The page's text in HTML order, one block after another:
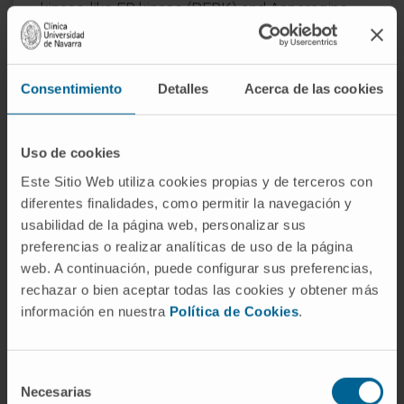
Consentimiento Detalles Acerca de las cookies
Uso de cookies
Este Sitio Web utiliza cookies propias y de terceros con
diferentes finalidades, como permitir la navegación y
usabilidad de la página web, personalizar sus
preferencias o realizar analíticas de uso de la página
web. A continuación, puede configurar sus preferencias,
rechazar o bien aceptar todas las cookies y obtener más
información en nuestra Política de Cookies.
Necesarias
kinase-like ER kinase (PERK) and Asparagine
synthetase (ASNS) (p<0.05) was observed in
steatosis and periportal fibrosis were
uteroplacental insufficiency is associated with
the activation of hepatic UPR and suggest
that UPR signaling may play a role in the
metabolic risk.
CITA DEL ARTÍCULOPLoS One. 2018 Jun
13;13(6):e0198490. doi:
10.1371/journal.pone.0198490. eCollection